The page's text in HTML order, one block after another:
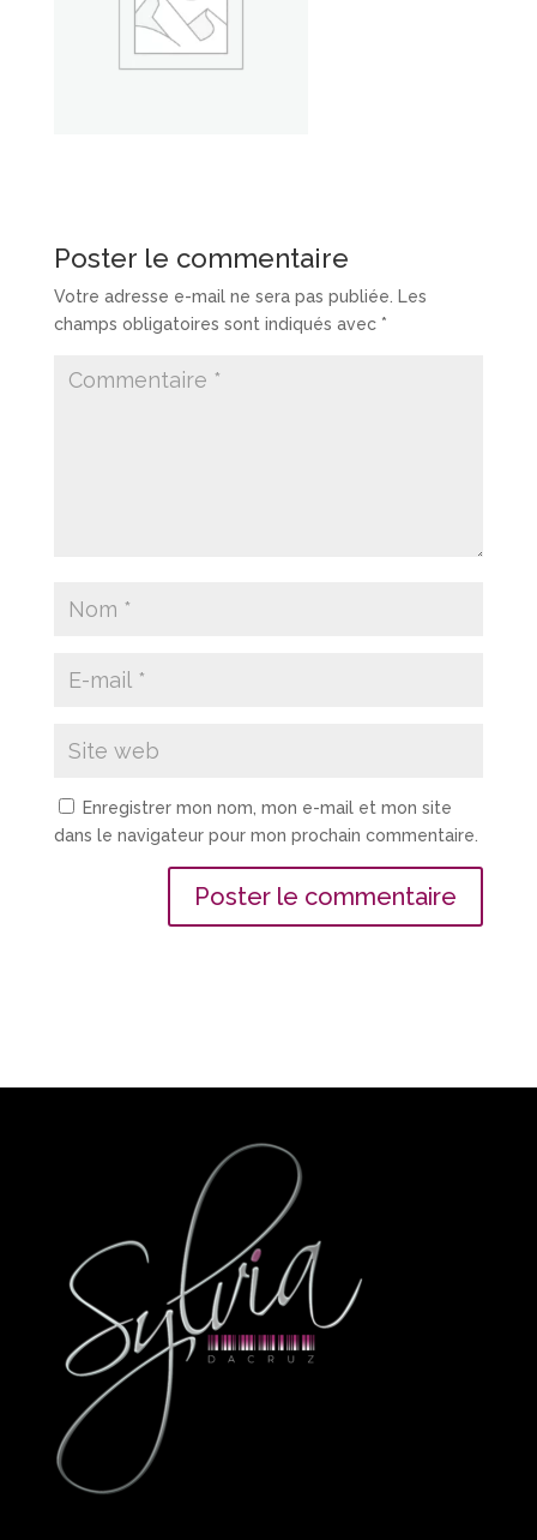
Poster le commentaire
Votre adresse e-mail ne sera pas publiée.
Les
champs obligatoires sont indiqués avec *
Enregistrer mon nom, mon e-mail et mon site
dans le navigateur pour mon prochain commentaire.